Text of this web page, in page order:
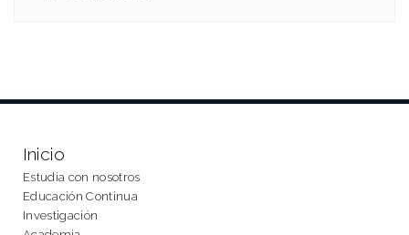
Inicio
Estudia con nosotros
Educación Continua
Investigación